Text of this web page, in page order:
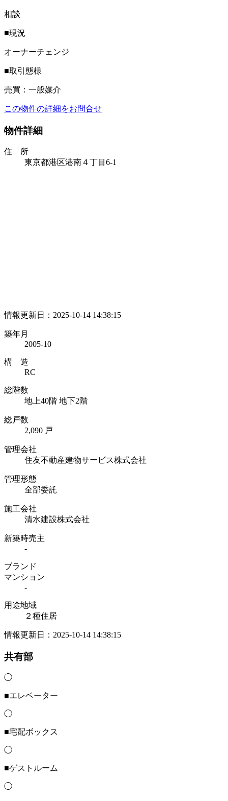
相談
■現況
オーナーチェンジ
■取引態様
売買：一般媒介
この物件の詳細をお問合せ
物件詳細
住 所
東京都港区港南４丁目6-1
情報更新日：2025-10-14 14:38:15
築年月
2005-10
構 造
RC
総階数
地上40階 地下2階
総戸数
2,090 戸
管理会社
住友不動産建物サービス株式会社
管理形態
全部委託
施工会社
清水建設株式会社
新築時売主
-
ブランド
マンション
-
用途地域
２種住居
情報更新日：2025-10-14 14:38:15
共有部
◯
■エレベーター
◯
■宅配ボックス
◯
■ゲストルーム
◯